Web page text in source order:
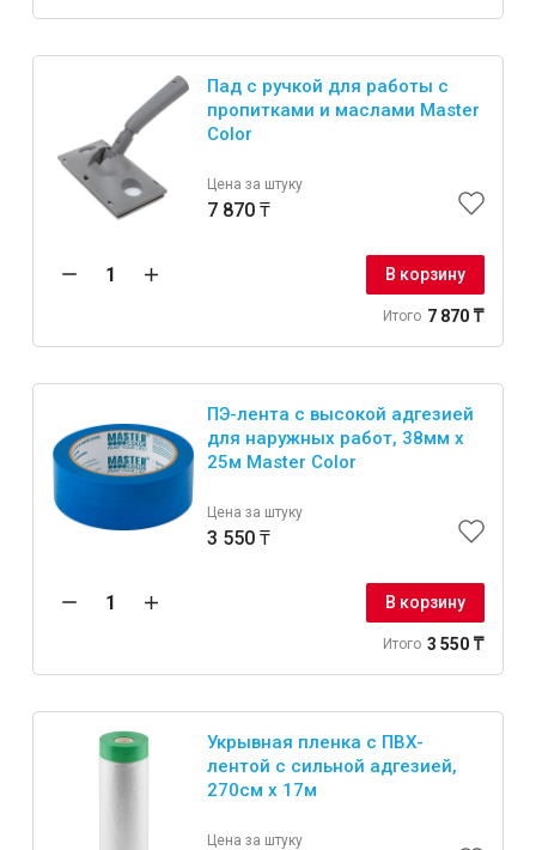
Пад с ручкой для работы с
пропитками и маслами Master
Color
Цена за штуку
7 870 ₸
В корзину
Итого 7 870 ₸
ПЭ-лента с высокой адгезией
для наружных работ, 38мм x
25м Master Color
Цена за штуку
3 550 ₸
В корзину
Итого 3 550 ₸
Укрывная пленка с ПВХ-
лентой с сильной адгезией,
270см x 17м
Цена за штуку